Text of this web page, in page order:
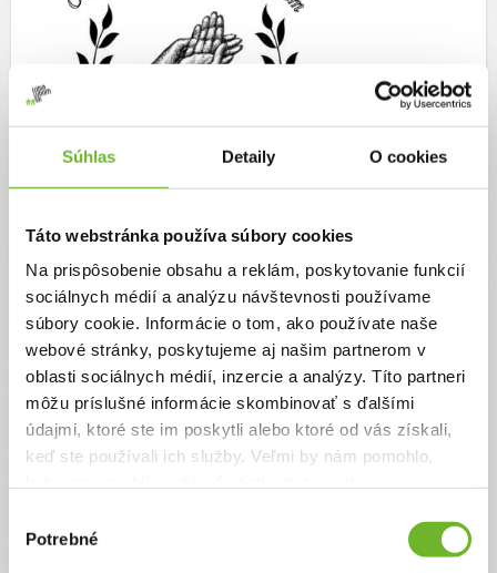
Súhlas Detaily O cookies
Táto webstránka používa súbory cookies
Na prispôsobenie obsahu a reklám, poskytovanie funkcií
sociálnych médií a analýzu návštevnosti používame
súbory cookie. Informácie o tom, ako používate naše
webové stránky, poskytujeme aj našim partnerom v
oblasti sociálnych médií, inzercie a analýzy. Títo partneri
môžu príslušné informácie skombinovať s ďalšími
údajmi, ktoré ste im poskytli alebo ktoré od vás získali,
keď ste používali ich služby. Veľmi by nám pomohlo,
súhlasu
Potrebné
Občianske združenie - Serafím
Doplňujúce informácie
Stručný popis organizácie
Sme členovia Občianskeho združenia – Serafím, ktoré je dobrovoľným,
chudobným, hladujúcim a iným spôsobom hendikepovaným, či
neprispôsobivým. Od svojho vzniku združenie zorganizovalo viacero akcií